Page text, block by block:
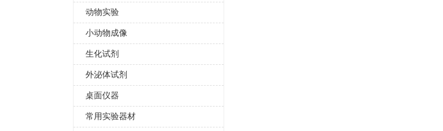
动物实验
小动物成像
生化试剂
外泌体试剂
桌面仪器
常用实验器材